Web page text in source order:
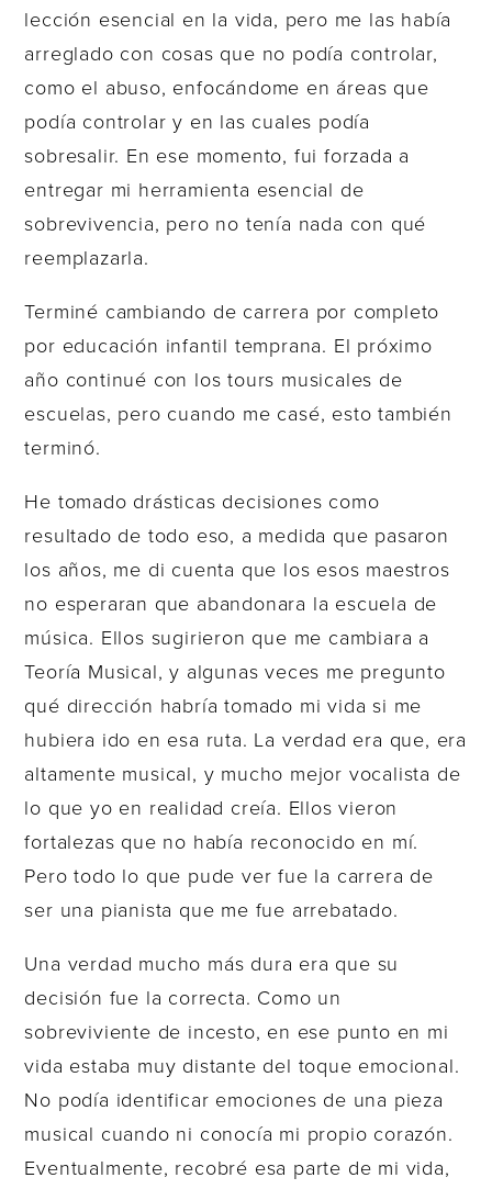
lección esencial en la vida, pero me las había
arreglado con cosas que no podía controlar,
como el abuso, enfocándome en áreas que
podía controlar y en las cuales podía
sobresalir. En ese momento, fui forzada a
entregar mi herramienta esencial de
sobrevivencia, pero no tenía nada con qué
reemplazarla.
Terminé cambiando de carrera por completo
por educación infantil temprana. El próximo
año continué con los tours musicales de
escuelas, pero cuando me casé, esto también
terminó.
He tomado drásticas decisiones como
resultado de todo eso, a medida que pasaron
los años, me di cuenta que los esos maestros
no esperaran que abandonara la escuela de
música. Ellos sugirieron que me cambiara a
Teoría Musical, y algunas veces me pregunto
qué dirección habría tomado mi vida si me
hubiera ido en esa ruta. La verdad era que, era
altamente musical, y mucho mejor vocalista de
lo que yo en realidad creía. Ellos vieron
fortalezas que no había reconocido en mí.
Pero todo lo que pude ver fue la carrera de
ser una pianista que me fue arrebatado.
Una verdad mucho más dura era que su
decisión fue la correcta. Como un
sobreviviente de incesto, en ese punto en mi
vida estaba muy distante del toque emocional.
No podía identificar emociones de una pieza
musical cuando ni conocía mi propio corazón.
Eventualmente, recobré esa parte de mi vida,